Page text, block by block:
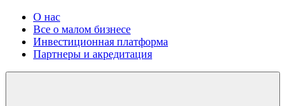
О нас
Все о малом бизнесе
Инвестиционная платформа
Партнеры и акредитация